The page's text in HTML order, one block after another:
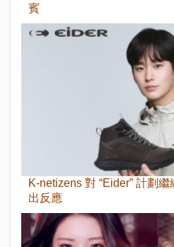
賓
K-netizens 對 “Eider” 計劃
出反應